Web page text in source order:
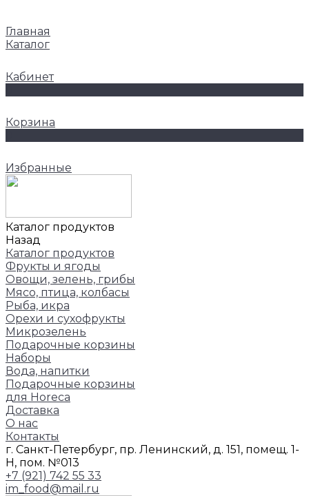
Главная
Каталог
Кабинет
Корзина
Избранные
Каталог продуктов
Назад
Каталог продуктов
Фрукты и ягоды
Овощи, зелень, грибы
Мясо, птица, колбасы
Рыба, икра
Орехи и сухофрукты
Микрозелень
Подарочные корзины
Наборы
Вода, напитки
Подарочные корзины
для Horeca
Доставка
О нас
Контакты
г. Санкт-Петербург, пр. Ленинский, д. 151, помещ. 1-
Н, пом. №013
+7 (921) 742 55 33
im_food@mail.ru